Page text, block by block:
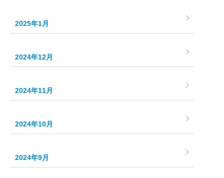
2025年1月
2024年12月
2024年11月
2024年10月
2024年9月